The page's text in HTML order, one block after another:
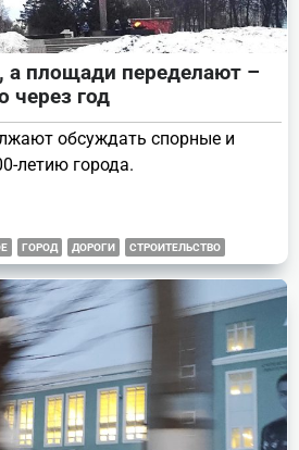
а площади переделают –
через год
обсуждать спорные и
летию города.
ГОРОД ДОРОГИ СТРОИТЕЛЬСТВО